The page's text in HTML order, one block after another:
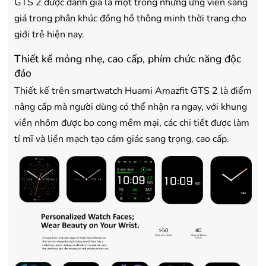
giá trong phân khúc đồng hồ thông minh thời trang cho
giới trẻ hiện nay.
Thiết kế mỏng nhẹ, cao cấp, phím chức năng độc
đáo
Thiết kế trên smartwatch Huami Amazfit GTS 2 là điểm
nâng cấp mà người dùng có thể nhận ra ngay, với khung
viền nhôm được bo cong mềm mại, các chi tiết được làm
tỉ mĩ và liền mạch tạo cảm giác sang trọng, cao cấp.